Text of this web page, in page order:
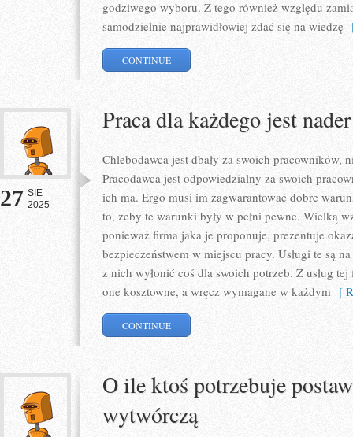
godziwego wyboru. Z tego również względu
samodzielnie najprawidłowiej zdać się na wiedzę
CONTINUE
27 SIE
2025
Praca dla każdego jest
Chlebodawca jest dbały za swoich pracowników,
Pracodawca jest odpowiedzialny za swoich
ich ma. Ergo musi im zagwarantować dobre
to, żeby te warunki były w pełni pewne. Wielką
ponieważ firma jaka je proponuje, prezentuje
bezpieczeństwem w miejscu pracy. Usługi te są
z nich wyłonić coś dla swoich potrzeb. Z usług
one kosztowne, a wręcz wymagane w każdym [
CONTINUE
O ile ktoś potrzebuje
wytwórczą